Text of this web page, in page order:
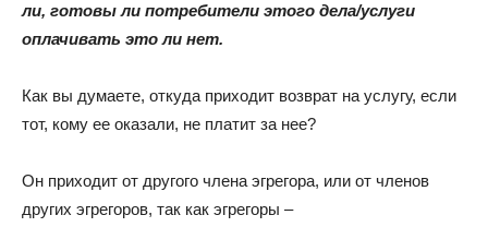
ли, готовы ли потребители этого дела/услуги
оплачивать это ли нет.
Как вы думаете, откуда приходит возврат на услугу, если
тот, кому ее оказали, не платит за нее?
Он приходит от другого члена эгрегора, или от членов
других эгрегоров, так как эгрегоры –